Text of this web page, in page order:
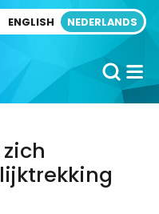
ENGLISH NEDERLANDS